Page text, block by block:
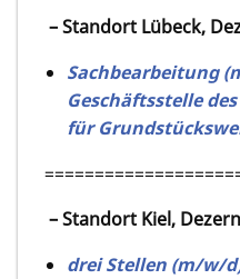
– Standort Lübeck,
Sachbearbeitung
Geschäftsstelle
für
– Standort Kiel,
drei Stellen (m/w/